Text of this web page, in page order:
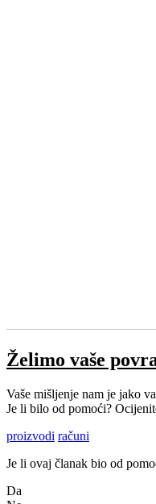
Želimo vaše
Vaše mišljenje nam je jako
Je li bilo od pomoći?
proizvodi računi
Je li ovaj članak bio od
Da